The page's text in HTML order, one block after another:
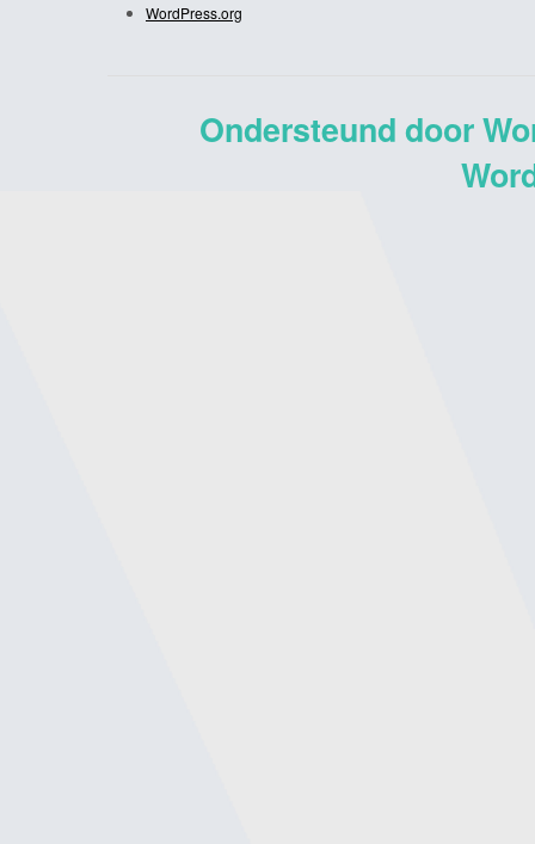
WordPress.org
Ondersteund door